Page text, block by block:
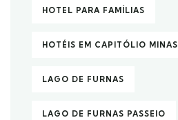
HOTEL PARA FAMÍLIAS
HOTÉIS EM CAPITÓLIO
LAGO DE FURNAS
LAGO DE FURNAS PASSEIO